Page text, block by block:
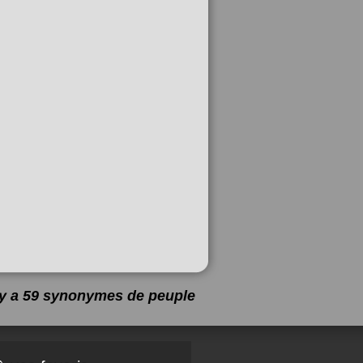
a 59 synonymes de peuple